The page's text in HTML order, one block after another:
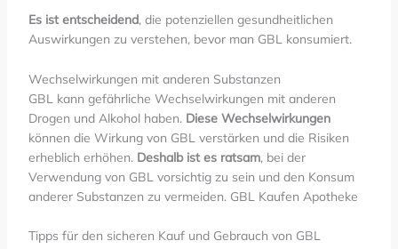
Es ist entscheidend, die potenziellen gesundheitlichen
Auswirkungen zu verstehen, bevor man GBL konsumiert.
Wechselwirkungen mit anderen Substanzen
GBL kann gefährliche Wechselwirkungen mit anderen
Drogen und Alkohol haben. Diese Wechselwirkungen
können die Wirkung von GBL verstärken und die Risiken
erheblich erhöhen. Deshalb ist es ratsam, bei der
Verwendung von GBL vorsichtig zu sein und den Konsum
anderer Substanzen zu vermeiden. GBL Kaufen Apotheke
Tipps für den sicheren Kauf und Gebrauch von GBL